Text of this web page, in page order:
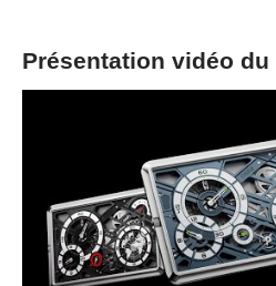
Présentation vidéo du